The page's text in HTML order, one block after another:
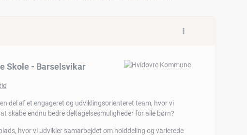
Skole - Barselsvikar
del af et engageret og udviklingsorienteret team, hvor vi
skabe endnu bedre deltagelsesmuligheder for alle børn?
hvor vi udvikler samarbejdet om holddeling og varierede